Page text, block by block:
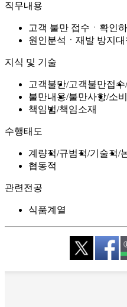
직무내용
고객 불만 접수ㆍ확인하
원인분석ㆍ재발 방지대
지식 및 기술
고객불만 고객불만접수
불만내용 불만사항 소
책임법 책임소재
수행태도
계량적 규범적 기술적
협동적
관련전공
식품계열